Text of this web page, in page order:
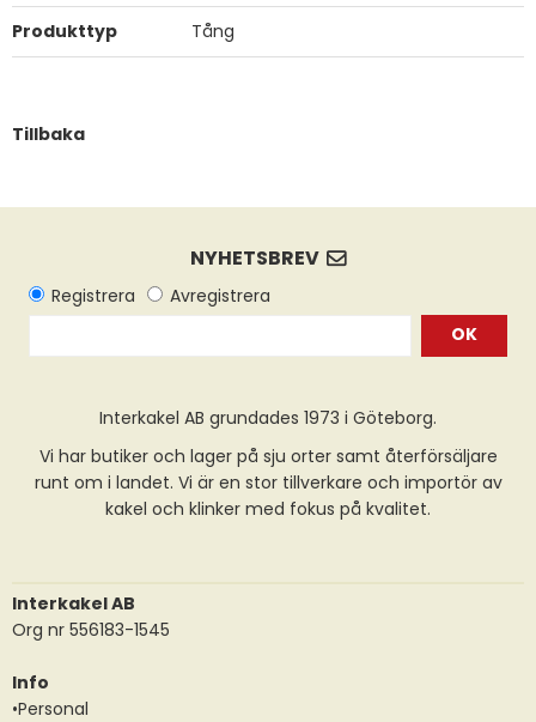
Produkttyp Tång
Tillbaka
OK
Interkakel AB grundades 1973 i Göteborg.
Vi har butiker och lager på sju orter samt återförsäljare
runt om i landet. Vi är en stor tillverkare och importör av
kakel och klinker med fokus på kvalitet.
Interkakel AB
Org nr 556183-1545
Info
•Personal